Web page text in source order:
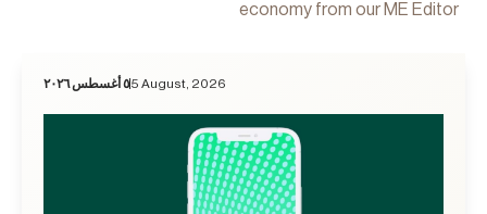
economy from our ME Editor
٥ أغسطس ٢٠٢٦5 August, 2026